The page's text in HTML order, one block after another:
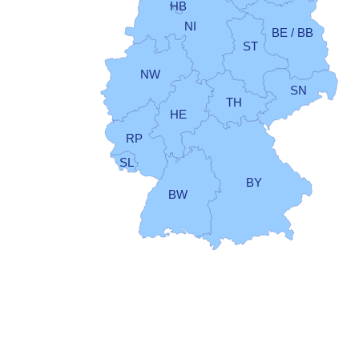
HB
NI
NW
ST
BE / BB
HE
TH
RP
SL
SN
BW
BY